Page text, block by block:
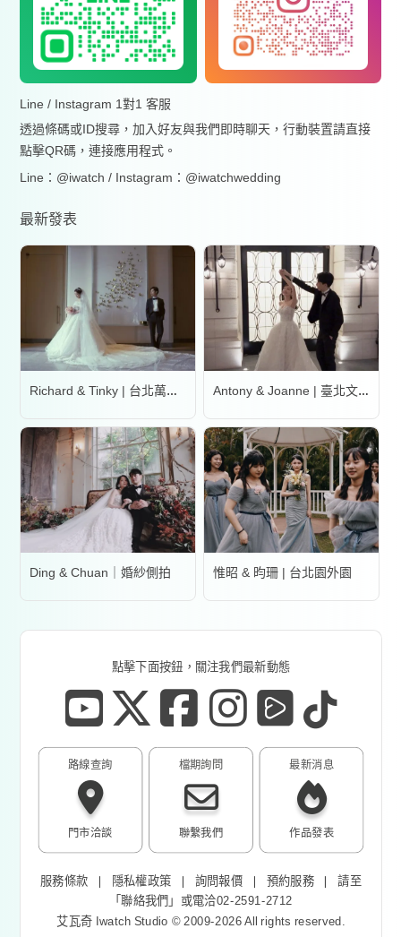
Line / Instagram 1對1 客服
透過條碼或ID搜尋，加入好友與我們即時聊天，行動裝置請直接
點擊QR碼，連接應用程式。
Line：@iwatch / Instagram：@iwatchwedding
最新發表
Richard & Tinky | 台北萬豪酒店 Antony & Joanne | 臺北文華東方酒店
Ding & Chuan｜婚紗側拍 惟昭 & 昀珊 | 台北園外園
點擊下面按鈕，關注我們最新動態
路線查詢
門市洽談
最新消息
作品發表
檔期詢問
聯繫我們
服務條款 ❘ 隱私權政策 ❘詢問報價 ❘預約服務 ❘請至
「聯絡我們 」或電洽02-2591-2712
艾瓦奇 Iwatch Studio © 2009-2026 All rights reserved.